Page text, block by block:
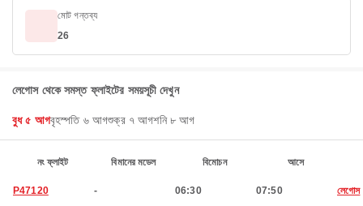
মোট গন্তব্য
26
লেগোস থেকে সমস্ত ফ্লাইটের সময়সূচী দেখুন
বুধ ৫ আগবৃহস্পতি ৬ আগশুক্র ৭ আগশনি ৮ আগ
নং ফ্লাইট বিমানের মডেল বিমোচন আসে
P47120 - 06:30 07:50 লেগোস